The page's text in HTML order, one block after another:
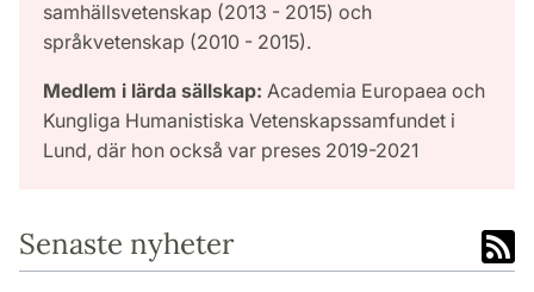
samhällsvetenskap (2013 - 2015) och
språkvetenskap (2010 - 2015).
Medlem i lärda sällskap: Academia Europaea och
Kungliga Humanistiska Vetenskapssamfundet i
Lund, där hon också var preses 2019-2021
Senaste nyheter